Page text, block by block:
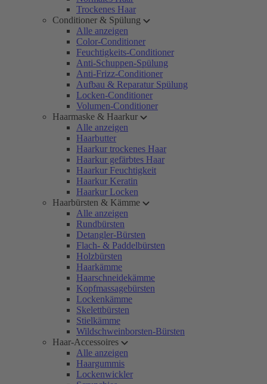
Trockenes Haar
Conditioner & Spülung
Alle anzeigen
Color-Conditioner
Feuchtigkeits-Conditioner
Anti-Schuppen-Spülung
Anti-Frizz-Conditioner
Aufbau & Reparatur Spülung
Locken-Conditioner
Volumen-Conditioner
Haarmaske & Haarkur
Alle anzeigen
Haarbutter
Haarkur trockenes Haar
Haarkur gefärbtes Haar
Haarkur Feuchtigkeit
Haarkur Keratin
Haarkur Locken
Haarbürsten & Kämme
Alle anzeigen
Rundbürsten
Detangler-Bürsten
Flach- & Paddelbürsten
Holzbürsten
Haarkämme
Haarschneidekämme
Kopfmassagebürsten
Lockenkämme
Skelettbürsten
Stielkämme
Wildschweinborsten-Bürsten
Haar-Accessoires
Alle anzeigen
Haargummis
Lockenwickler